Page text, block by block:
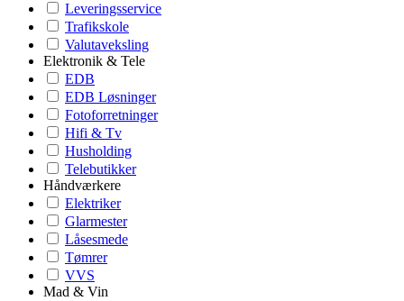
Leveringsservice
Trafikskole
Valutaveksling
Elektronik & Tele
EDB
EDB Løsninger
Fotoforretninger
Hifi & Tv
Husholding
Telebutikker
Håndværkere
Elektriker
Glarmester
Låsesmede
Tømrer
VVS
Mad & Vin